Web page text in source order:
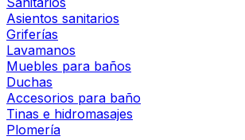
Asientos sanitarios
Griferías
Lavamanos
Muebles para baños
Duchas
Accesorios para baño
Tinas e hidromasajes
Plomería